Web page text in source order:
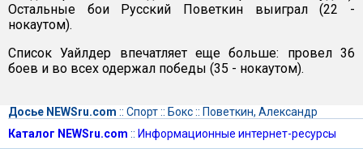
Остальные бои Русский Поветкин выиграл (22 -
нокаутом).
Список Уайлдер впечатляет еще больше: провел 36
боев и во всех одержал победы (35 - нокаутом).
Досье NEWSru.com :: Спорт:: Бокс:: Поветкин, Александр
Каталог NEWSru.com :: Информационные интернет-ресурсы